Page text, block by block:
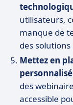
utilisateurs,
manque de
des
Mettez en
personnalisé
des
accessible